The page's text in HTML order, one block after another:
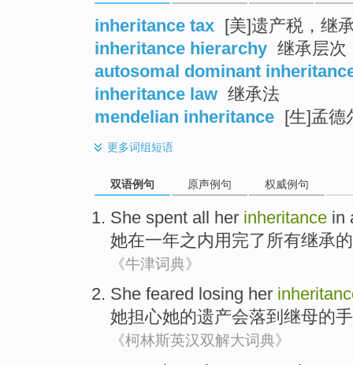
inheritance tax [美]遗产税，继
inheritance hierarchy 继承层次
autosomal dominant
inheritance law 继承法
mendelian inheritance [生]孟德
更多词组短语
双语例句 原声例句 权威例句
She spent all her inheritance in
她在一年之内用完了 所有继承
《牛津词典》
She feared losing her
她担心她的遗产会落到继母的
《柯林斯英汉双解大词典》